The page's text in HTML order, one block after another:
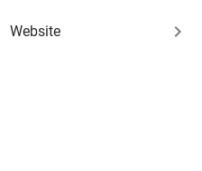
Website keyboard_arrow_right